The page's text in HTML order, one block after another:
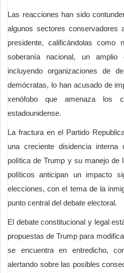
Las reacciones han sido
algunos sectores conservadores
presidente, calificándolas como
soberanía nacional, un amplio
incluyendo organizaciones de
demócratas, lo han acusado de
xenófobo que amenaza los
estadounidense.
La fractura en el Partido
una creciente disidencia interna
política de Trump y su manejo de
políticos anticipan un impacto
elecciones, con el tema de la
punto central del debate electoral.
El debate constitucional y legal
propuestas de Trump para
se encuentra en entredicho,
alertando sobre las posibles